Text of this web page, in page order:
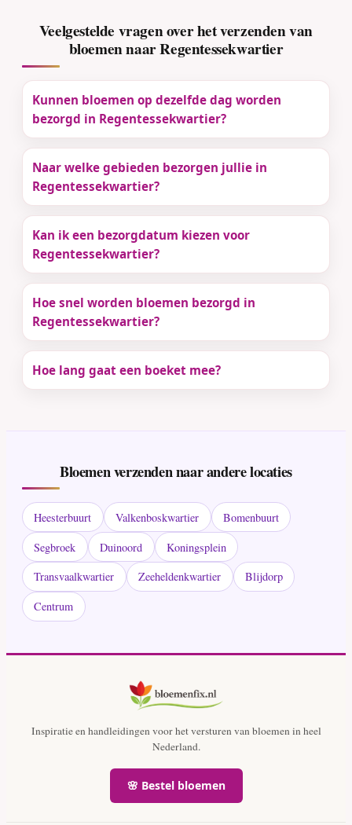
Veelgestelde vragen over het verzenden van
bloemen naar Regentessekwartier
Kunnen bloemen op dezelfde dag worden
bezorgd in Regentessekwartier?
Naar welke gebieden bezorgen jullie in
Regentessekwartier?
Kan ik een bezorgdatum kiezen voor
Regentessekwartier?
Hoe snel worden bloemen bezorgd in
Regentessekwartier?
Hoe lang gaat een boeket mee?
Bloemen verzenden naar andere locaties
Heesterbuurt Valkenboskwartier
Bomenbuurt
Segbroek
Duinoord
Koningsplein
Transvaalkwartier
Zeeheldenkwartier
Blijdorp
Centrum
Inspiratie en handleidingen voor het versturen van bloemen in heel
Nederland.
🌸 Bestel bloemen